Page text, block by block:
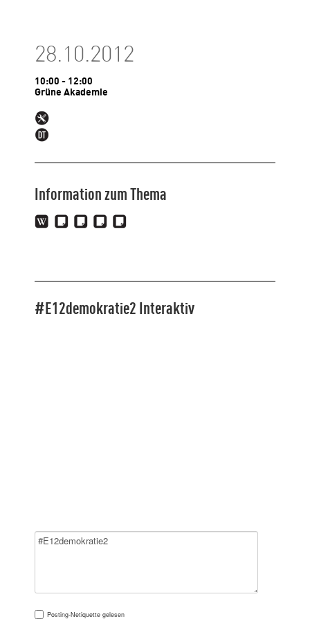
28.10.2012
10:00 - 12:00
Grüne Akademie
Information zum Thema
#E12demokratie2 Interaktiv
Posting-Netiquette gelesen